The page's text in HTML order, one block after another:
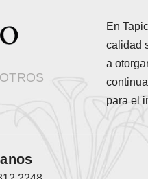
En
calidad
a
para el